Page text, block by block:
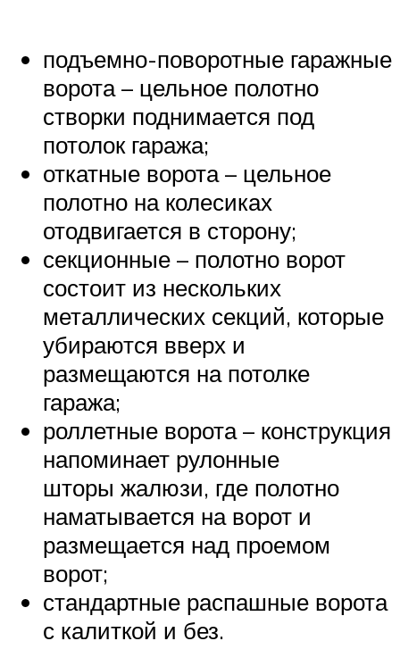
подъемно-поворотные гаражные
ворота – цельное полотно
створки поднимается под
потолок гаража;
откатные ворота – цельное
полотно на колесиках
отодвигается в сторону;
секционные – полотно ворот
состоит из нескольких
металлических секций, которые
убираются вверх и
размещаются на потолке
гаража;
роллетные ворота – конструкция
напоминает рулонные
шторы жалюзи, где полотно
наматывается на ворот и
размещается над проемом
ворот;
стандартные распашные ворота
с калиткой и без.